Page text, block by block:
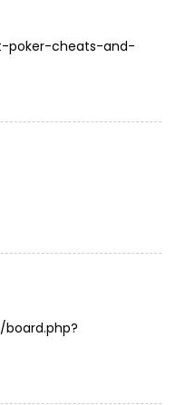
poker-cheats-and-